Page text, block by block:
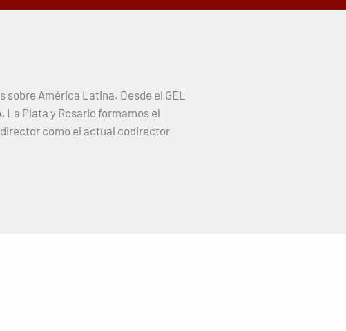
América Latina. Desde el GEL
Plata y Rosario formamos el
como el actual codirector